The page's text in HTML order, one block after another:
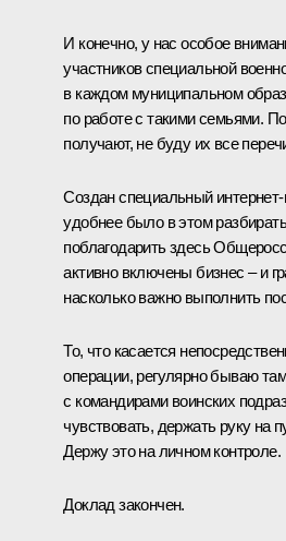
И конечно, у нас особое
участников специальной
в каждом муниципальном
по работе с такими семьями.
получают, не буду их все
Создан специальный интернет-
удобнее было в этом
поблагодарить здесь
активно включены бизнес – и
насколько важно выполнить
То, что касается
операции, регулярно бываю
с командирами воинских
чувствовать, держать руку на
Держу это на личном контроле.
Доклад закончен.